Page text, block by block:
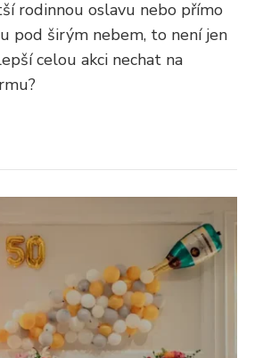
rodinnou oslavu nebo přímo
pod širým nebem, to není jen
celou akci nechat na